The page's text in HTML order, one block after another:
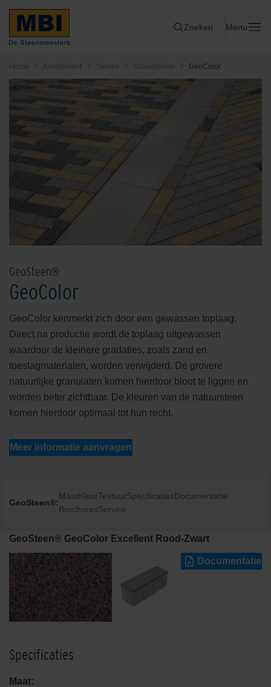
Zoeken Menu
Home / Assortiment / Stenen / Straatstenen / GeoColor
GeoSteen®
GeoColor
GeoColor kenmerkt zich door een gewassen toplaag.
Direct na productie wordt de toplaag uitgewassen
waardoor de kleinere gradaties, zoals zand en
toeslagmaterialen, worden verwijderd. De grovere
natuurlijke granulaten komen hierdoor bloot te liggen en
worden beter zichtbaar. De kleuren van de natuursteen
komen hierdoor optimaal tot hun recht.
Meer informatie aanvragen
GeoSteen®:
MaatKleurTextuurSpecificatiesDocumentatie
BrochuresService
GeoSteen® GeoColor Excellent Rood-Zwart
Documentatie
Specificaties
Maat: